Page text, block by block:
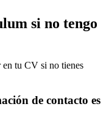
si no tengo
en tu CV si no tienes
de contacto es